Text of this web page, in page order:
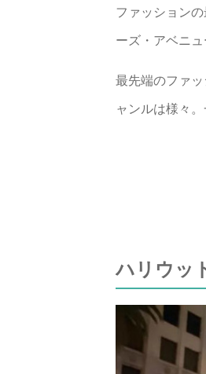
ファッション
ーズ・アベニュ
最先端のファ
ャンルは様々
ハリウッ